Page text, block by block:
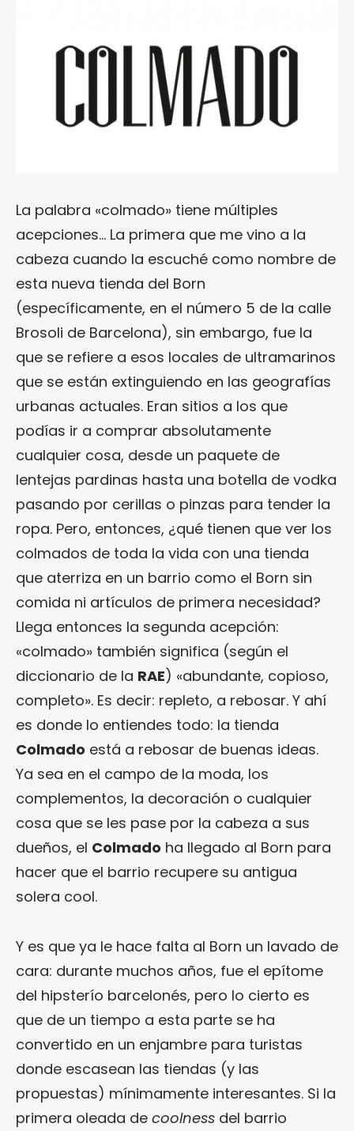
La palabra «colmado» tiene múltiples
acepciones… La primera que me vino a la
cabeza cuando la escuché como nombre de
esta nueva tienda del Born
(específicamente, en el número 5 de la calle
Brosoli de Barcelona), sin embargo, fue la
que se refiere a esos locales de ultramarinos
que se están extinguiendo en las geografías
urbanas actuales. Eran sitios a los que
podías ir a comprar absolutamente
cualquier cosa, desde un paquete de
lentejas pardinas hasta una botella de vodka
pasando por cerillas o pinzas para tender la
ropa. Pero, entonces, ¿qué tienen que ver los
colmados de toda la vida con una tienda
que aterriza en un barrio como el Born sin
comida ni artículos de primera necesidad?
Llega entonces la segunda acepción:
«colmado» también significa (según el
diccionario de la RAE) «abundante, copioso,
completo». Es decir: repleto, a rebosar. Y ahí
es donde lo entiendes todo: la tienda
Colmado está a rebosar de buenas ideas.
Ya sea en el campo de la moda, los
complementos, la decoración o cualquier
cosa que se les pase por la cabeza a sus
dueños, el Colmado ha llegado al Born para
hacer que el barrio recupere su antigua
solera cool.
Y es que ya le hace falta al Born un lavado de
cara: durante muchos años, fue el epítome
del hipsterío barcelonés, pero lo cierto es
que de un tiempo a esta parte se ha
convertido en un enjambre para turistas
donde escasean las tiendas (y las
propuestas) mínimamente interesantes. Si la
primera oleada de coolness del barrio